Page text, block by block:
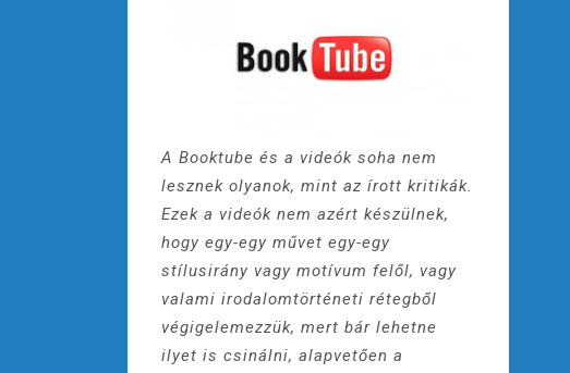
A Booktube és a videók soha nem
lesznek olyanok, mint az írott kritikák.
Ezek a videók nem azért készülnek,
hogy egy-egy művet egy-egy
stílusirány vagy motívum felől, vagy
valami irodalomtörténeti rétegből
végigelemezzük, mert bár lehetne
ilyet is csinálni, alapvetően a